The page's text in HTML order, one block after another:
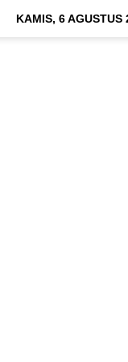
KAMIS, 6 AGUSTUS